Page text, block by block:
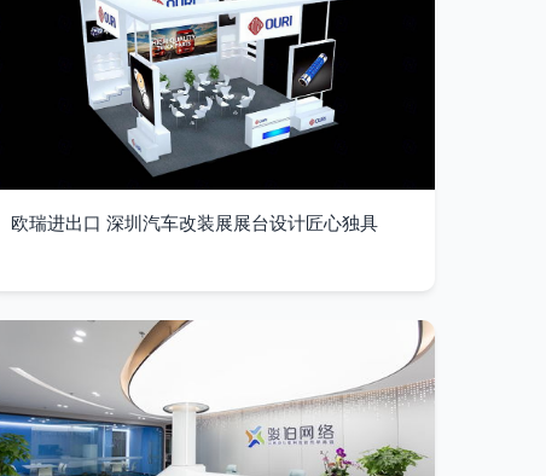
欧瑞进出口 深圳汽车改装展展台设计匠心独具